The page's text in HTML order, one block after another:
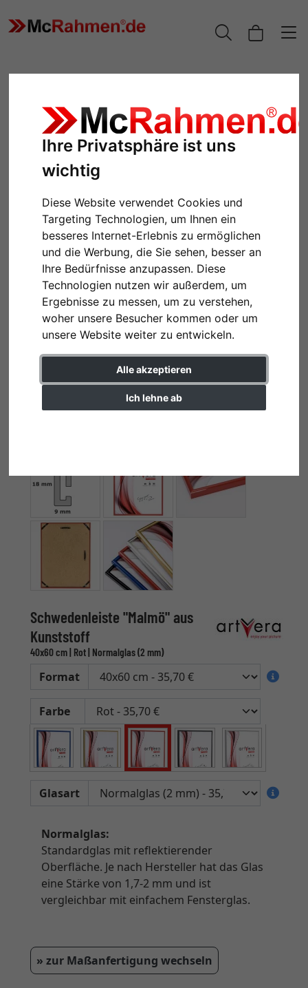
Ihre Privatsphäre ist uns
wichtig
Diese Website verwendet Cookies und
Targeting Technologien, um Ihnen ein
besseres Internet-Erlebnis zu ermöglichen
und die Werbung, die Sie sehen, besser an
Ihre Bedürfnisse anzupassen. Diese
Technologien nutzen wir außerdem, um
Ergebnisse zu messen, um zu verstehen,
woher unsere Besucher kommen oder um
unsere Website weiter zu entwickeln.
Alle akzeptieren
Ich lehne ab
Zurück
Schwedenleiste "Malmö" aus
Kunststoff
40x60 cm | Rot | Normalglas (2 mm)
Format
Farbe
Glasart
Normalglas:
Standardglas mit reflektierender
Oberfläche. Je nach Hersteller hat das Glas
eine Stärke von 1,7-2 mm und ist
vergleichbar mit einfachem Fensterglas.
» zur Maßanfertigung wechseln